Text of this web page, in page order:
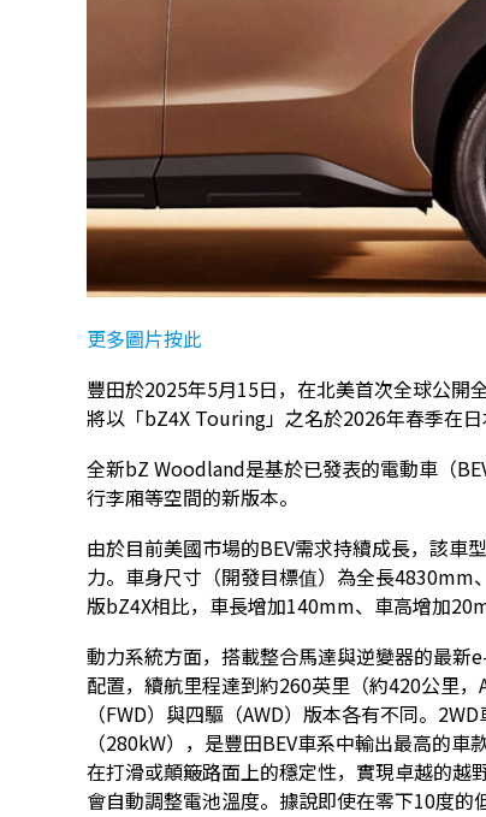
更多圖片按此
豐田於2025年5月15日，在北美首次全球公
將以「bZ4X Touring」之名於2026年春季在
全新bZ Woodland是基於已發表的電動車（
行李廂等空間的新版本。
由於目前美國市場的BEV需求持續成長，該車
力。車身尺寸（開發目標值）為全長
版bZ4X相比，車長增加140mm、車高增加
動力系統方面，搭載整合馬達與逆變器的最新
配置，續航里程達到約260英里（約420公里
（FWD）與四驅（AWD）版本各有不同。
（280kW），是豐田BEV車系中輸出最高的
在打滑或顛簸路面上的穩定性，實現卓越的越
會自動調整電池溫度。據說即使在零下10度的